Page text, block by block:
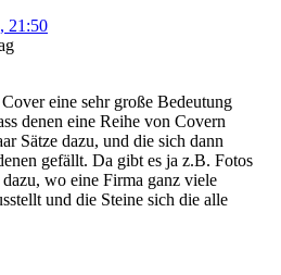
21:50
eine sehr große Bedeutung
denen eine Reihe von Covern
Sätze dazu, und die sich dann
gefällt. Da gibt es ja z.B. Fotos
wo eine Firma ganz viele
und die Steine sich die alle